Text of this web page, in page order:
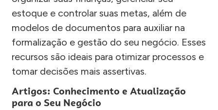
estoque e controlar suas metas, além de
modelos de documentos para auxiliar na
formalização e gestão do seu negócio. Esses
recursos são ideais para otimizar processos e
tomar decisões mais assertivas.
Artigos: Conhecimento e Atualização
para o Seu Negócio